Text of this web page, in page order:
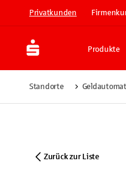
Privatkunden
Produkte
Standorte
Zurück zur Liste